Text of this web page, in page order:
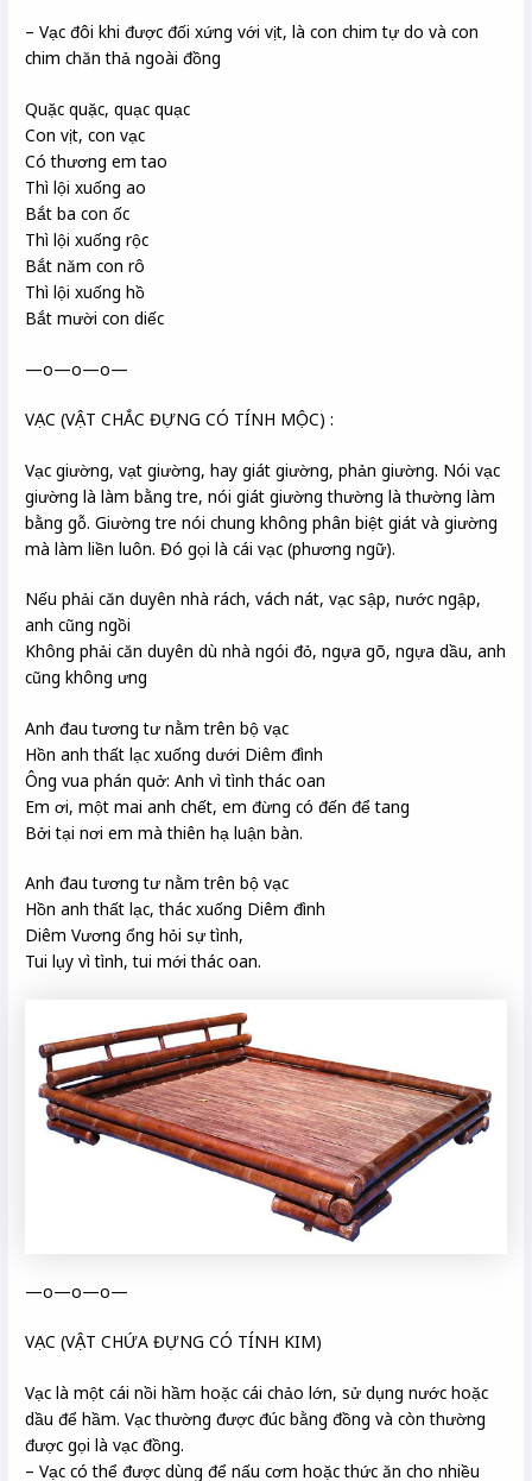
– Vạc đôi khi được đối xứng với vịt, là con chim tự do và con
chim chăn thả ngoài đồng
Quặc quặc, quạc quạc
Con vịt, con vạc
Có thương em tao
Thì lội xuống ao
Bắt ba con ốc
Thì lội xuống rộc
Bắt năm con rô
Thì lội xuống hồ
Bắt mười con diếc
—o—o—o—
VẠC (VẬT CHẮC ĐỰNG CÓ TÍNH MỘC) :
Vạc giường, vạt giường, hay giát giường, phản giường. Nói vạc
giường là làm bằng tre, nói giát giường thường là thường làm
bằng gỗ. Giường tre nói chung không phân biệt giát và giường
mà làm liền luôn. Đó gọi là cái vạc (phương ngữ).
Nếu phải căn duyên nhà rách, vách nát, vạc sập, nước ngập,
anh cũng ngồi
Không phải căn duyên dù nhà ngói đỏ, ngựa gõ, ngựa dầu, anh
cũng không ưng
Anh đau tương tư nằm trên bộ vạc
Hồn anh thất lạc xuống dưới Diêm đình
Ông vua phán quở: Anh vì tình thác oan
Em ơi, một mai anh chết, em đừng có đến để tang
Bởi tại nơi em mà thiên hạ luận bàn.
Anh đau tương tư nằm trên bộ vạc
Hồn anh thất lạc, thác xuống Diêm đình
Diêm Vương ổng hỏi sự tình,
Tui lụy vì tình, tui mới thác oan.
—o—o—o—
VẠC (VẬT CHỨA ĐỰNG CÓ TÍNH KIM)
Vạc là một cái nồi hầm hoặc cái chảo lớn, sử dụng nước hoặc
dầu để hầm. Vạc thường được đúc bằng đồng và còn thường
được gọi là vạc đồng.
– Vạc có thể được dùng để nấu cơm hoặc thức ăn cho nhiều